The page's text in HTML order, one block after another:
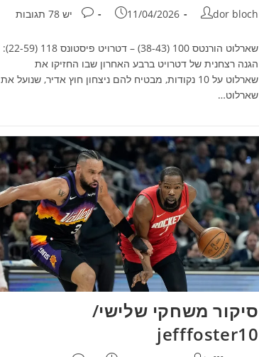
מחבר:
dor bloch פורסם:
11/04/2026 תגובות:
יש 78 תגובות
שארלוט הורנטס 100 (38-43) – דטרויט פיסטונס 118 (22-59):
הגנה רצחנית של דטרויט ברבע האחרון שבו החזיקו את
שארלוט על 10 נקודות, מבטיח להם ניצחון חוץ אדיר, שנועל את
שארלוט…
סיקור משחקי שלישי/
jefffoster10